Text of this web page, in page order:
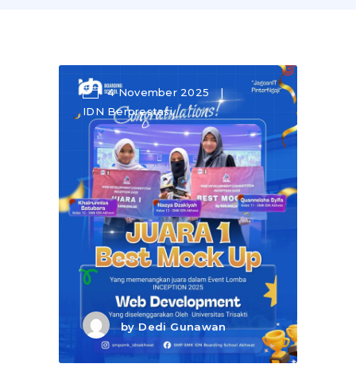
4 November 2025
IDN Berprestasi
byDedi Gunawan